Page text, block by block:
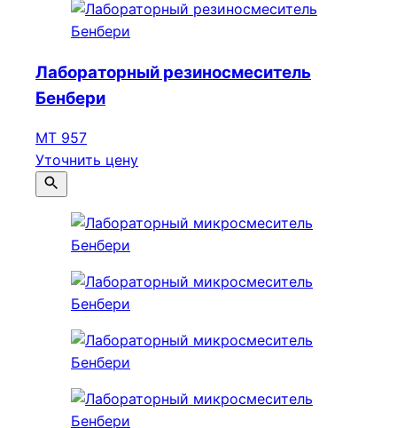
Лабораторный резиносмеситель
Бенбери
МТ 957
Уточнить цену